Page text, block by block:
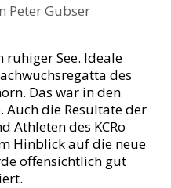
Peter Gubser
ruhiger See. Ideale
des
Das war in den
die Resultate der
Athleten des KCRo
Hinblick auf die neue
offensichtlich gut